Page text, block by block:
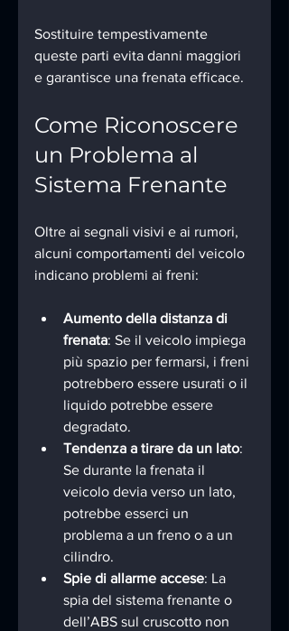
Sostituire tempestivamente
queste parti evita danni maggiori
e garantisce una frenata efficace.
Come Riconoscere
un Problema al
Sistema Frenante
Oltre ai segnali visivi e ai rumori,
alcuni comportamenti del veicolo
indicano problemi ai freni:
Aumento della distanza di
frenata: Se il veicolo impiega
più spazio per fermarsi, i freni
potrebbero essere usurati o il
liquido potrebbe essere
degradato.
Tendenza a tirare da un lato:
Se durante la frenata il
veicolo devia verso un lato,
potrebbe esserci un
problema a un freno o a un
cilindro.
Spie di allarme accese: La
spia del sistema frenante o
dell’ABS sul cruscotto non